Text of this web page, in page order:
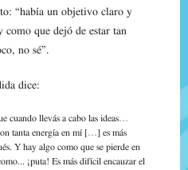
“había un objetivo claro y
como que dejó de estar tan
no sé”.
dice:
cuando llevás a cabo las ideas…
tanta energía en mí […] es más
Y hay algo como que se pierde en
¡puta! Es más difícil encauzar el